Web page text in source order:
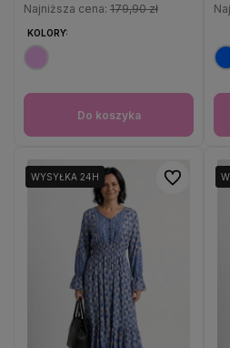
Najniższa cena: 179,90 zł
KOLORY:
Do koszyka
WYSYŁKA 24H
WYSYŁKA 24H Do